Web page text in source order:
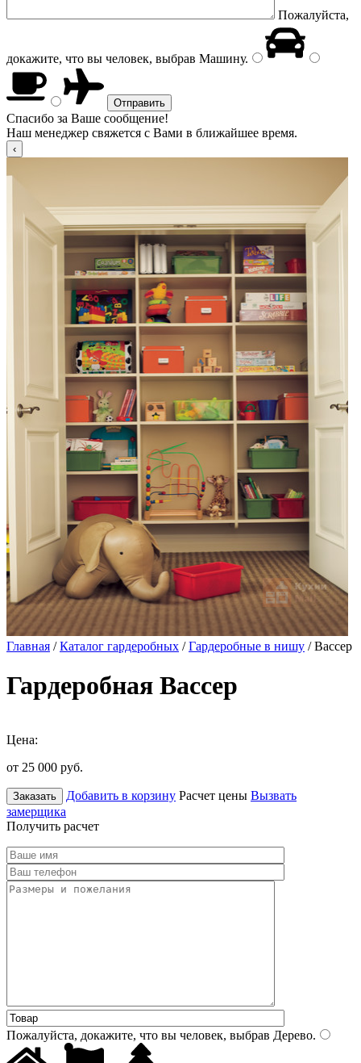
Пожалуйста,
докажите, что вы человек, выбрав Машину.
Спасибо за Ваше сообщение!
Наш менеджер свяжется с Вами в ближайшее время.
Главная /Каталог гардеробных /Гардеробные в нишу / Вассер
Гардеробная Вассер
Цена:
от 25 000 руб.
Заказать Добавить в корзину Расчет цены Вызвать
замерщика
Получить расчет
Пожалуйста, докажите, что вы человек, выбрав Дерево.